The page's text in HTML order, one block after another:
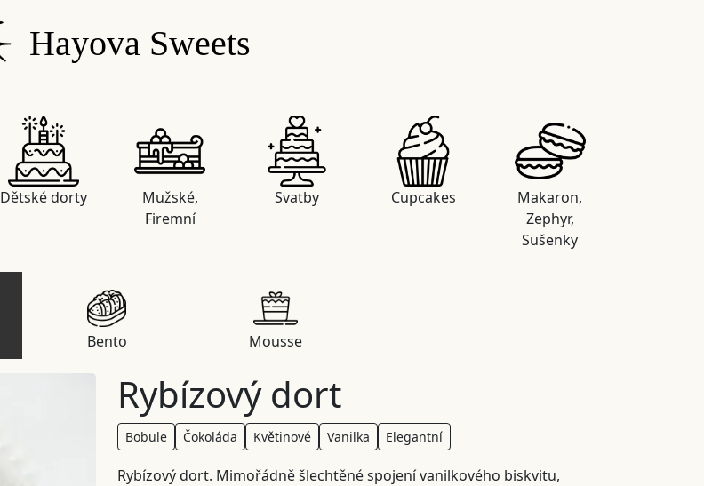
Hayova Sweets
Dětské dorty
Mužské,
Firemní
Svatby Cupcakes
Makaron,
Zephyr,
Sušenky
Bento Mousse
Rybízový dort
Bobule Čokoláda Květinové Vanilka Elegantní
Rybízový dort. Mimořádně šlechtěné spojení vanilkového biskvitu,